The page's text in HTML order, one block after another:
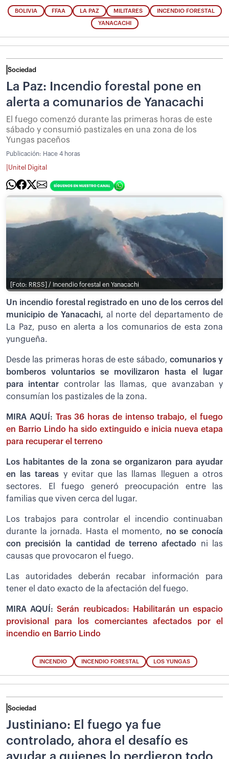
BOLIVIA FFAA LA PAZ MILITARES INCENDIO FORESTAL
YANACACHI
Sociedad
La Paz: Incendio forestal pone en
alerta a comunarios de Yanacachi
El fuego comenzó durante las primeras horas de este
sábado y consumió pastizales en una zona de los
Yungas paceños
Publicación: Hace 4 horas
Unitel Digital
[Foto: RRSS] / Incendio forestal en Yanacachi
Un incendio forestal registrado en uno de los cerros del
municipio de Yanacachi, al norte del departamento de
La Paz, puso en alerta a los comunarios de esta zona
yungueña.
Desde las primeras horas de este sábado, comunarios y
bomberos voluntarios se movilizaron hasta el lugar
para intentar controlar las llamas, que avanzaban y
consumían los pastizales de la zona.
MIRA AQUÍ: Tras 36 horas de intenso trabajo, el fuego
en Barrio Lindo ha sido extinguido e inicia nueva etapa
para recuperar el terreno
Los habitantes de la zona se organizaron para ayudar
en las tareas y evitar que las llamas lleguen a otros
sectores. El fuego generó preocupación entre las
familias que viven cerca del lugar.
Los trabajos para controlar el incendio continuaban
durante la jornada. Hasta el momento, no se conocía
con precisión la cantidad de terreno afectado ni las
causas que provocaron el fuego.
Las autoridades deberán recabar información para
tener el dato exacto de la afectación del fuego.
MIRA AQUÍ:Serán reubicados: Habilitarán un espacio
provisional para los comerciantes afectados por el
incendio en Barrio Lindo
INCENDIO INCENDIO FORESTAL LOS YUNGAS
Sociedad
Justiniano: El fuego ya fue
controlado, ahora el desafío es